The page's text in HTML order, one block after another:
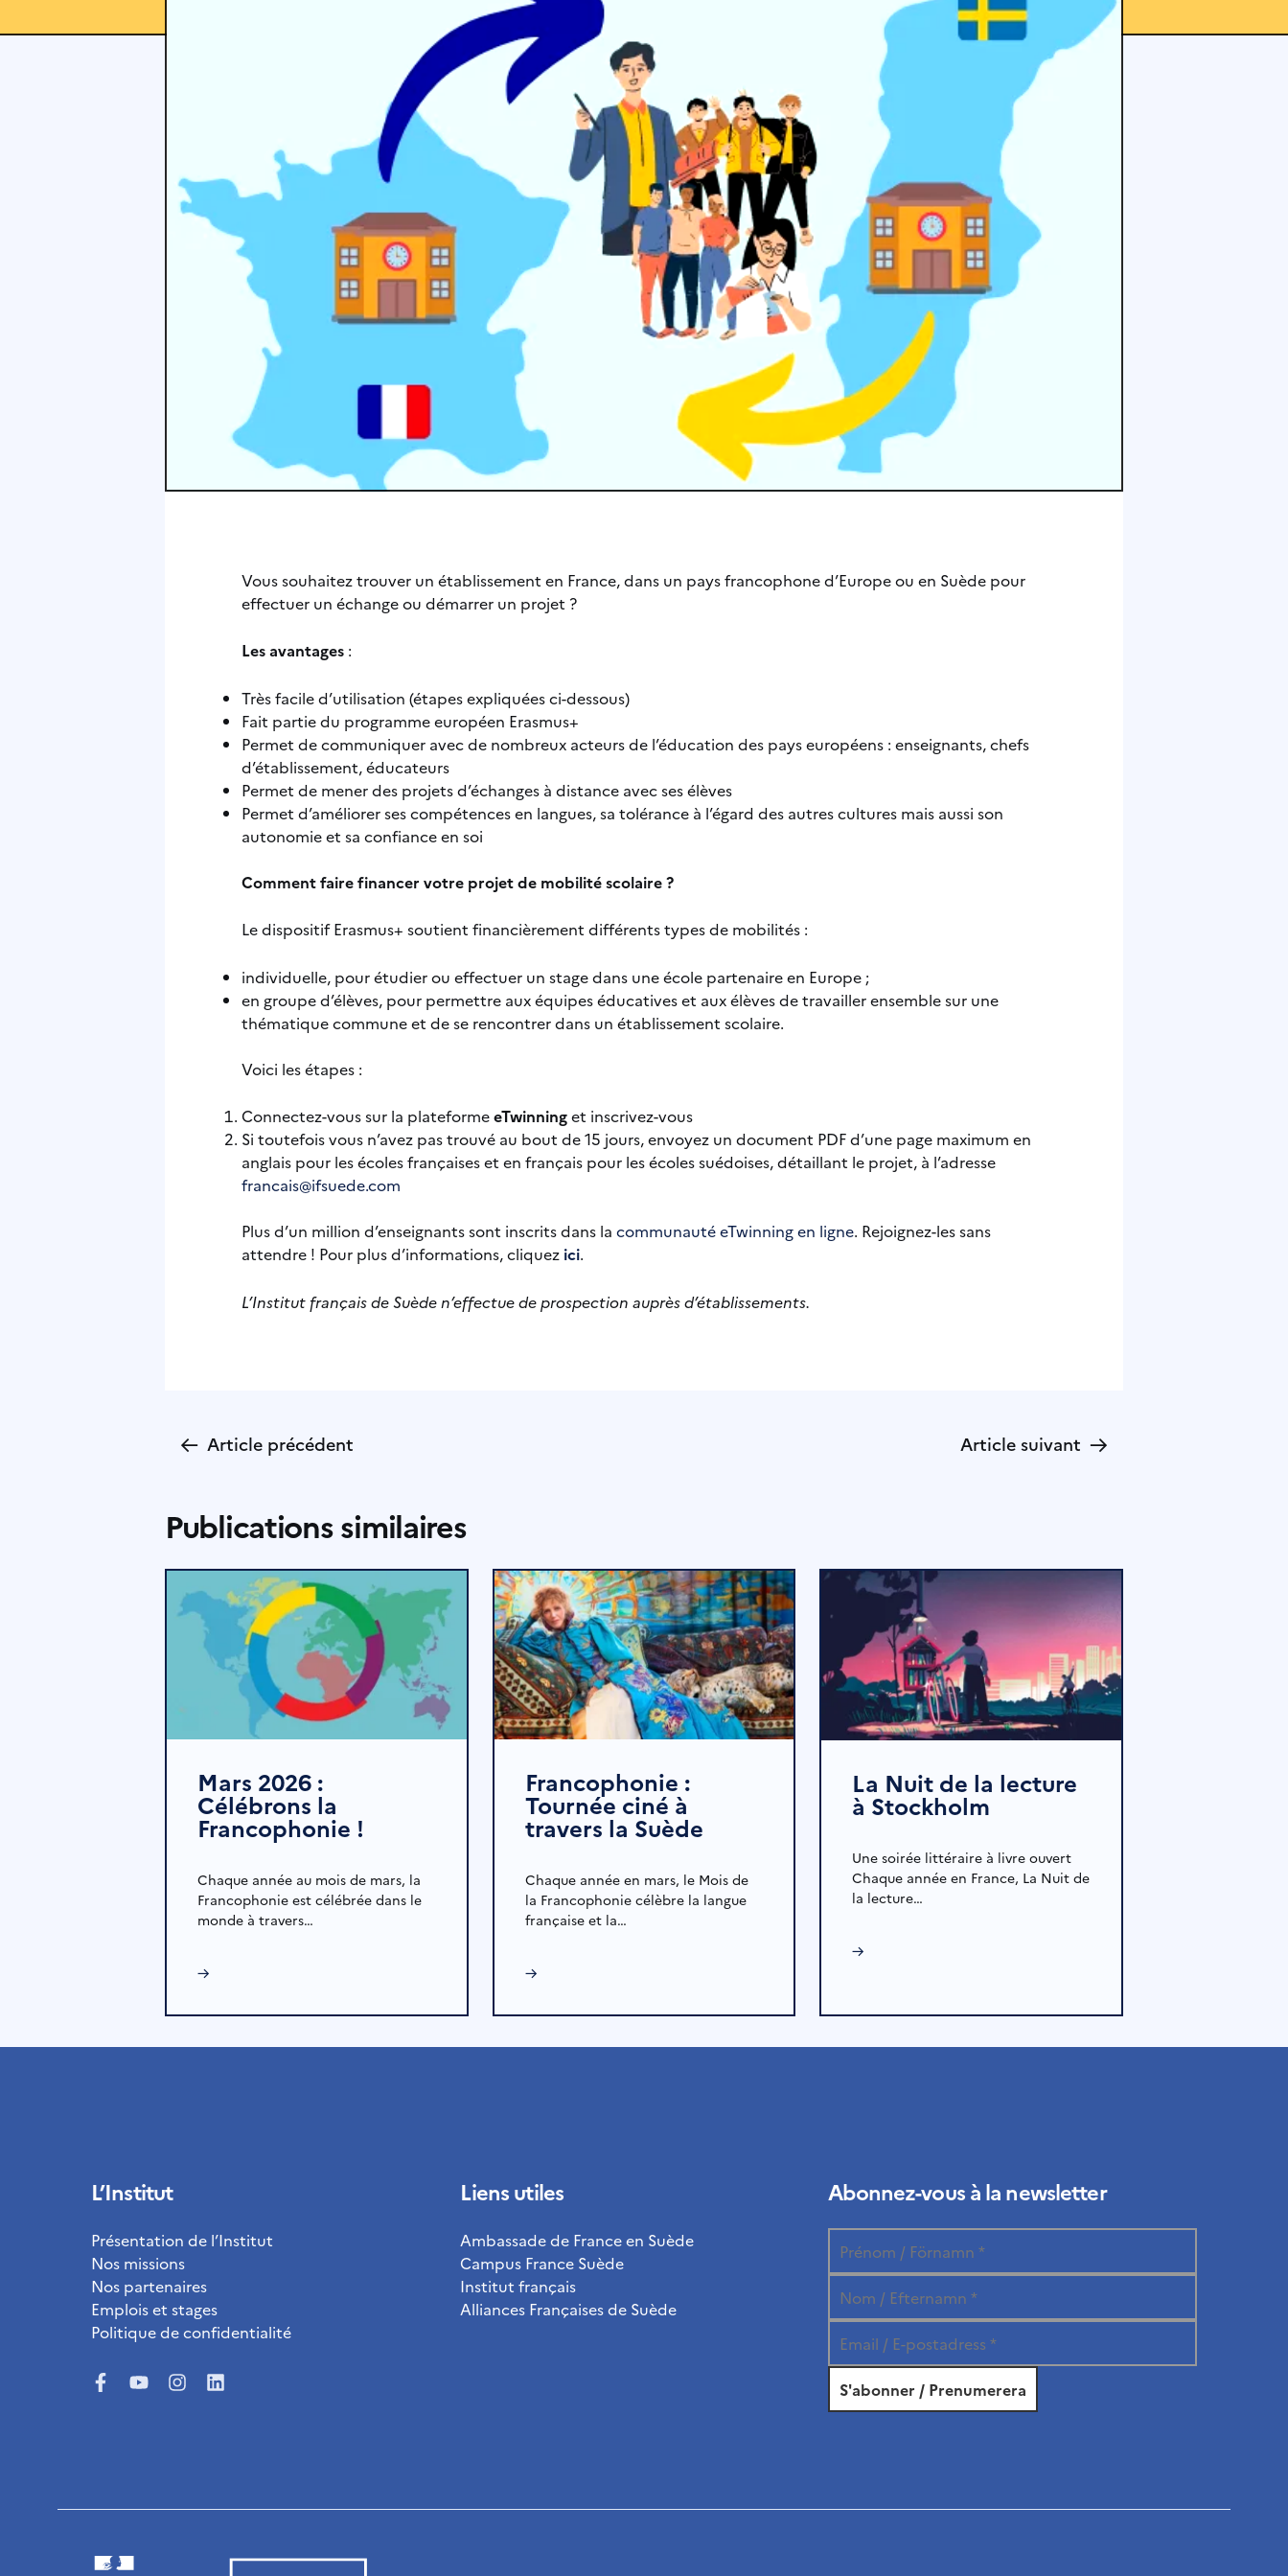
Vous souhaitez trouver un établissement en France, dans un pays francophone d’Europe ou en Suède pour
effectuer un échange ou démarrer un projet ?
Les avantages :
Très facile d’utilisation (étapes expliquées ci-dessous)
Fait partie du programme européen Erasmus+
Permet de communiquer avec de nombreux acteurs de l’éducation des pays européens : enseignants, chefs
d’établissement, éducateurs
Permet de mener des projets d’échanges à distance avec ses élèves
Permet d’améliorer ses compétences en langues, sa tolérance à l’égard des autres cultures mais aussi son
autonomie et sa confiance en soi
Comment faire financer votre projet de mobilité scolaire ?
Le dispositif Erasmus+ soutient financièrement différents types de mobilités :
individuelle, pour étudier ou effectuer un stage dans une école partenaire en Europe ;
en groupe d’élèves, pour permettre aux équipes éducatives et aux élèves de travailler ensemble sur une
thématique commune et de se rencontrer dans un établissement scolaire.
Voici les étapes :
Connectez-vous sur la plateformeeTwinninget inscrivez-vous
Si toutefois vous n’avez pas trouvé au bout de 15 jours, envoyez un document PDF d’une page maximum en
anglais pour les écoles françaises et en français pour les écoles suédoises, détaillant le projet, à l’adresse
francais@ifsuede.com
Plus d’un million d’enseignants sont inscrits dans la communauté eTwinning en ligne. Rejoignez-les sans
attendre ! Pour plus d’informations, cliquez ici.
L’Institut français de Suède n’effectue de prospection auprès d’établissements.
← Article précédent Article suivant →
Publications similaires
Mars 2026 :
Célébrons la
Francophonie !
Chaque année au mois de mars, la
Francophonie est célébrée dans le
monde à travers…
→
Francophonie :
Tournée ciné à
travers la Suède
Chaque année en mars, le Mois de
la Francophonie célèbre la langue
française et la…
→
La Nuit de la lecture
à Stockholm
Une soirée littéraire à livre ouvert
Chaque année en France, La Nuit de
la lecture…
→
L’Institut
Présentation de l’Institut
Nos missions
Nos partenaires
Emplois et stages
Politique de confidentialité
Liens utiles
Ambassade de France en Suède
Campus France Suède
Institut français
Alliances Françaises de Suède
Abonnez-vous à la newsletter